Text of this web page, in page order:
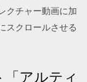
クチャー動画に加
スクロールさせる
アルティ